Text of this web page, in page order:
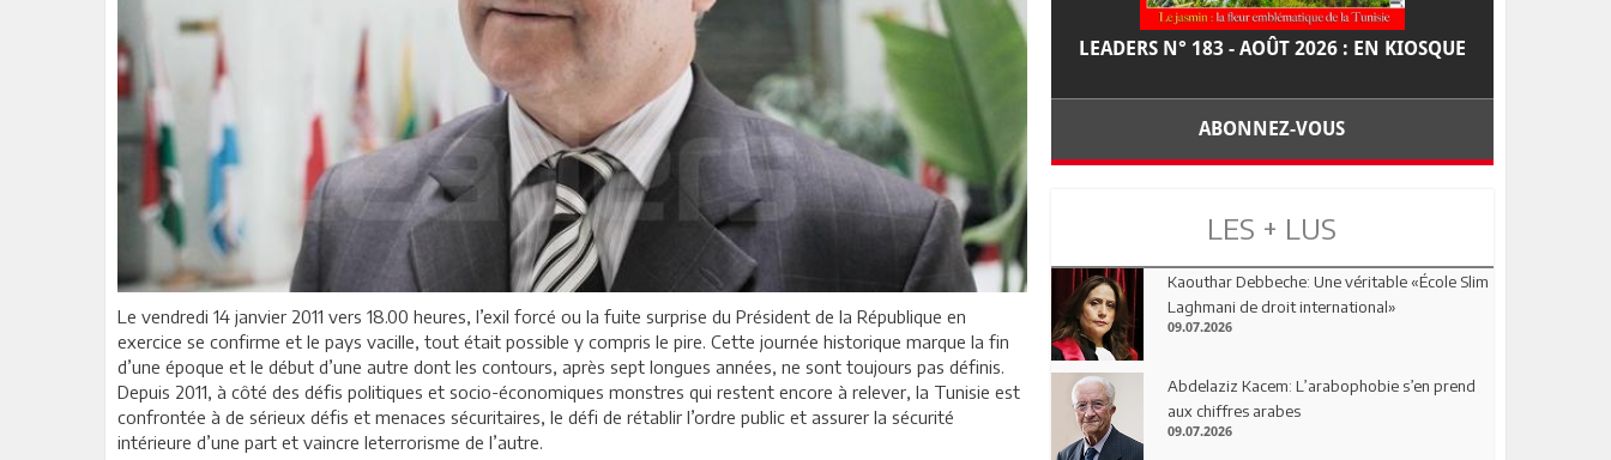
Le vendredi 14 janvier 2011 vers 18.00 heures, l’exil forcé ou la fuite surprise du Président de la République en
exercice se confirme et le pays vacille, tout était possible y compris le pire. Cette journée historique marque la fin
d’une époque et le début d’une autre dont les contours, après sept longues années, ne sont toujours pas définis.
Depuis 2011, à côté des défis politiques et socio-économiques monstres qui restent encore à relever, la Tunisie est
confrontée à de sérieux défis et menaces sécuritaires, le défi de rétablir l’ordre public et assurer la sécurité
intérieure d’une part et vaincre leterrorisme de l’autre.
LEADERS N° 183 - AOÛT 2026 : EN KIOSQUE
ABONNEZ-VOUS
LES + LUS
Kaouthar Debbeche: Une véritable «École Slim
Laghmani de droit international»
09.07.2026
Abdelaziz Kacem: L’arabophobie s’en prend
aux chiffres arabes
09.07.2026